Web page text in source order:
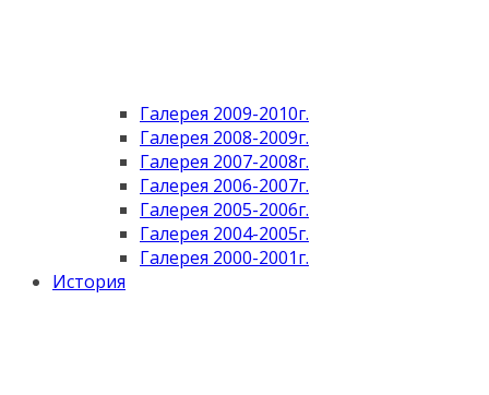
Галерея 2009-2010г.
Галерея 2008-2009г.
Галерея 2007-2008г.
Галерея 2006-2007г.
Галерея 2005-2006г.
Галерея 2004-2005г.
Галерея 2000-2001г.
История